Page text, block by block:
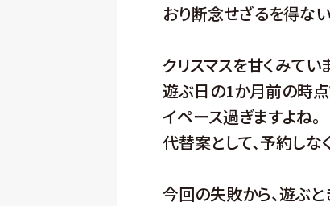
おり断念せざるを得な
クリスマスを甘くみていま
遊ぶ日の1か月前の時
イペース過ぎますよね。
代替案として、予約しな
今回の失敗から、遊ぶ